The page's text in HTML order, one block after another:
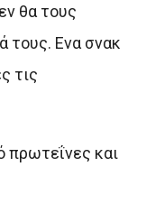
θα τους
τους. Ενα σνακ
τις
πρωτεΐνες και